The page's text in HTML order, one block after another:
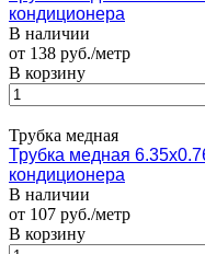
кондиционера
В наличии
от 138 руб./метр
В корзину
Трубка медная
Трубка медная
кондиционера
В наличии
от 107 руб./метр
В корзину